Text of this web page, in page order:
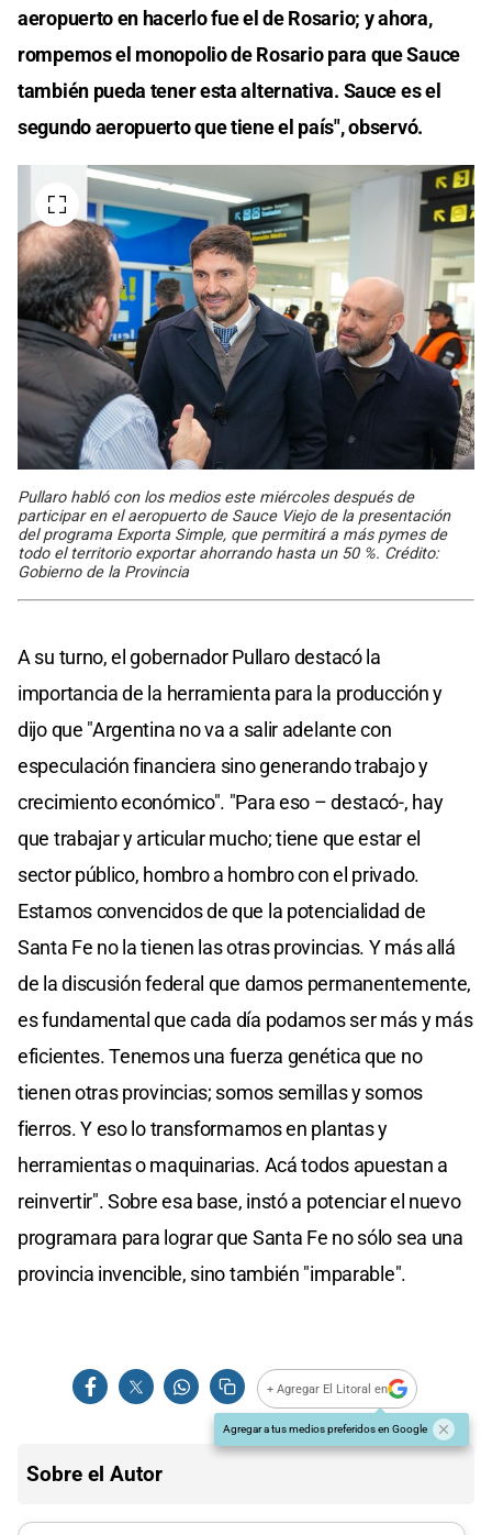
aeropuerto en hacerlo fue el de Rosario; y ahora,
rompemos el monopolio de Rosario para que Sauce
también pueda tener esta alternativa. Sauce es el
segundo aeropuerto que tiene el país", observó.
Pullaro habló con los medios este miércoles después de
participar en el aeropuerto de Sauce Viejo de la presentación
del programa Exporta Simple, que permitirá a más pymes de
todo el territorio exportar ahorrando hasta un 50 %. Crédito:
Gobierno de la Provincia
A su turno, el gobernador Pullaro destacó la
importancia de la herramienta para la producción y
dijo que "Argentina no va a salir adelante con
especulación financiera sino generando trabajo y
crecimiento económico". "Para eso – destacó-, hay
que trabajar y articular mucho; tiene que estar el
sector público, hombro a hombro con el privado.
Estamos convencidos de que la potencialidad de
Santa Fe no la tienen las otras provincias. Y más allá
de la discusión federal que damos permanentemente,
es fundamental que cada día podamos ser más y más
eficientes. Tenemos una fuerza genética que no
tienen otras provincias; somos semillas y somos
fierros. Y eso lo transformamos en plantas y
herramientas o maquinarias. Acá todos apuestan a
reinvertir". Sobre esa base, instó a potenciar el nuevo
programara para lograr que Santa Fe no sólo sea una
provincia invencible, sino también "imparable".
+ Agregar El Litoral en
Agregar a tus medios preferidos en Google
Sobre el Autor